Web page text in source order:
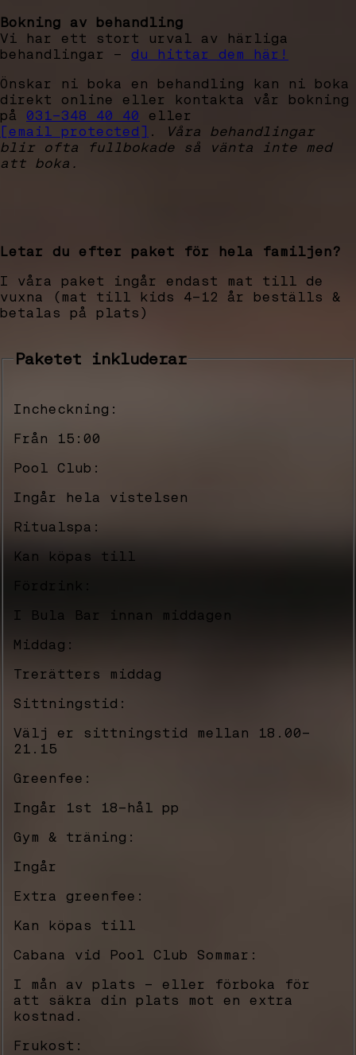
Bokning av behandling
Vi har ett stort urval av härliga
behandlingar - du hittar dem här!
Önskar ni boka en behandling kan ni boka
direkt online eller kontakta vår bokning
på 031-348 40 40 eller
[email protected] .
Våra behandlingar
blir ofta fullbokade så vänta inte med
att boka.
Letar du efter paket för hela familjen?
I våra paket ingår endast mat till de
vuxna (mat till kids 4-12 år beställs &
betalas på plats)
Paketet inkluderar
Incheckning:
Från 15:00
Pool Club:
Ingår hela vistelsen
Ritualspa:
Kan köpas till
I Bula Bar innan middagen
Middag:
Trerätters middag
Sittningstid:
Välj er sittningstid mellan 18.00-
21.15
Greenfee:
Ingår 1st 18-hål pp
Gym & träning:
Ingår
Extra greenfee:
Kan köpas till
Cabana vid Pool Club Sommar:
I mån av plats - eller förboka för
att säkra din plats mot en extra
kostnad.
Frukost: